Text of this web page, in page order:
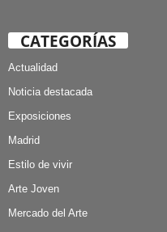
CATEGORÍAS
Actualidad
Noticia destacada
Exposiciones
Madrid
Estilo de vivir
Arte Joven
Mercado del Arte